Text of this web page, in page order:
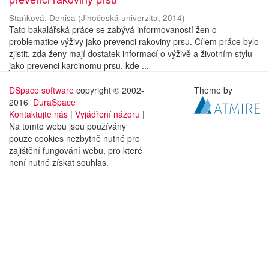
Staňková, Denisa (Jihočeská univerzita, 2014)
Tato bakalářská práce se zabývá informovaností žen o
problematice výživy jako prevenci rakoviny prsu. Cílem práce bylo
zjistit, zda ženy mají dostatek informací o výživě a životním stylu
jako prevenci karcinomu prsu, kde ...
DSpace software copyright © 2002-
2016 DuraSpace
Kontaktujte nás | Vyjádření názoru |
Na tomto webu jsou používány
pouze cookies nezbytně nutné pro
zajištění fungování webu, pro které
není nutné získat souhlas.
Theme by